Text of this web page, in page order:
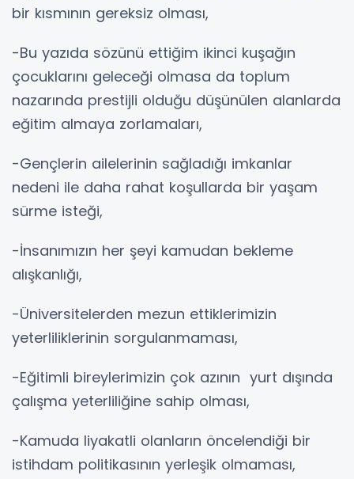
bir kısmının gereksiz olması,
-Bu yazıda sözünü ettiğim ikinci kuşağın
çocuklarını geleceği olmasa da toplum
nazarında prestijli olduğu düşünülen alanlarda
eğitim almaya zorlamaları,
-Gençlerin ailelerinin sağladığı imkanlar
nedeni ile daha rahat koşullarda bir yaşam
sürme isteği,
-İnsanımızın her şeyi kamudan bekleme
alışkanlığı,
-Üniversitelerden mezun ettiklerimizin
yeterliliklerinin sorgulanmaması,
-Eğitimli bireylerimizin çok azının yurt dışında
çalışma yeterliliğine sahip olması,
-Kamuda liyakatli olanların öncelendiği bir
istihdam politikasının yerleşik olmaması,